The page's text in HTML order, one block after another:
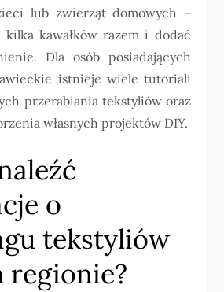
lub zwierząt domowych –
kilka kawałków razem i dodać
Dla osób posiadających
istnieje wiele tutoriali
przerabiania tekstyliów oraz
własnych projektów DIY.
o
tekstyliów
regionie?